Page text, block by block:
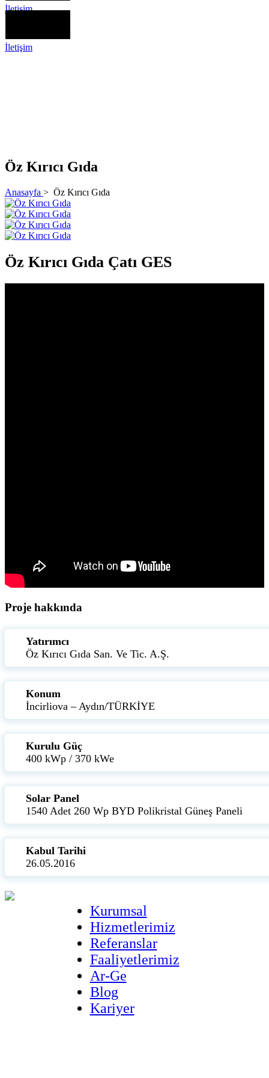
İletişim
İletişim
Öz Kırıcı Gıda
Anasayfa > Öz Kırıcı Gıda
Öz Kırıcı Gıda Çatı GES
Proje hakkında
Yatırımcı
Öz Kırıcı Gıda San. Ve Tic. A.Ş.
Konum
İncirliova – Aydın/TÜRKİYE
Kurulu Güç
400 kWp / 370 kWe
Solar Panel
1540 Adet 260 Wp BYD Polikristal Güneş Paneli
Kabul Tarihi
26.05.2016
Kurumsal
Hizmetlerimiz
Referanslar
Faaliyetlerimiz
Ar-Ge
Blog
Kariyer